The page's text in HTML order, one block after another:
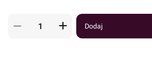
Dodaj